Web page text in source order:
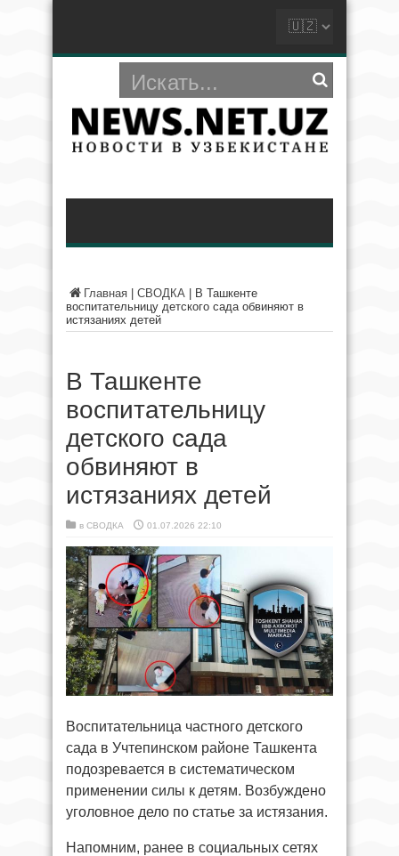
Главная СВОДКА
В Ташкенте
воспитательницу детского сада обвиняют в
истязаниях детей
В Ташкенте
воспитательницу
детского сада
обвиняют в
истязаниях детей
в СВОДКА 01.07.2026 22:10
Воспитательница частного детского
сада в Учтепинском районе Ташкента
подозревается в систематическом
применении силы к детям. Возбуждено
уголовное дело по статье за истязания.
Напомним, ранее в социальных сетях